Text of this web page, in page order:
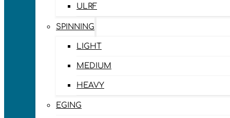
ULRF
SPINNING
LIGHT
MEDIUM
HEAVY
EGING